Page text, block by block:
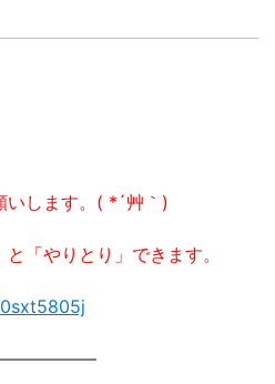
します。( *´艸｀)
「やりとり」できます。